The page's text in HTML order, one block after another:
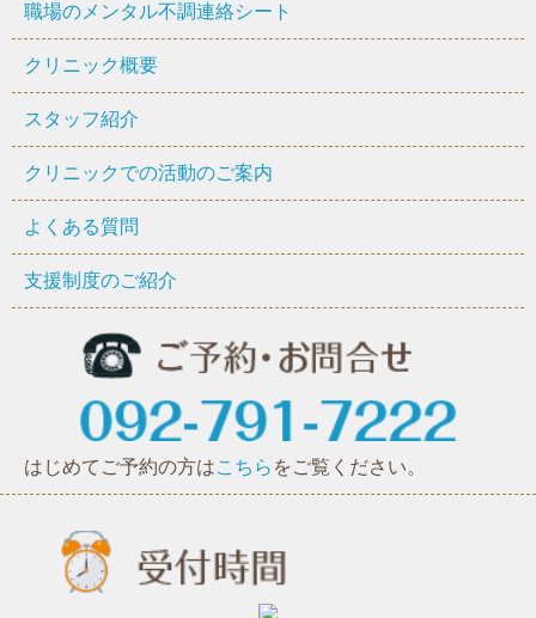
職場のメンタル不調連絡シート
クリニック概要
スタッフ紹介
クリニックでの活動のご案内
よくある質問
支援制度のご紹介
はじめてご予約の方はこちら をご覧ください。